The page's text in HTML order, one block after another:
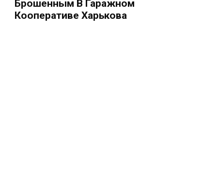
Брошенным В Гаражном
Кооперативе Харькова